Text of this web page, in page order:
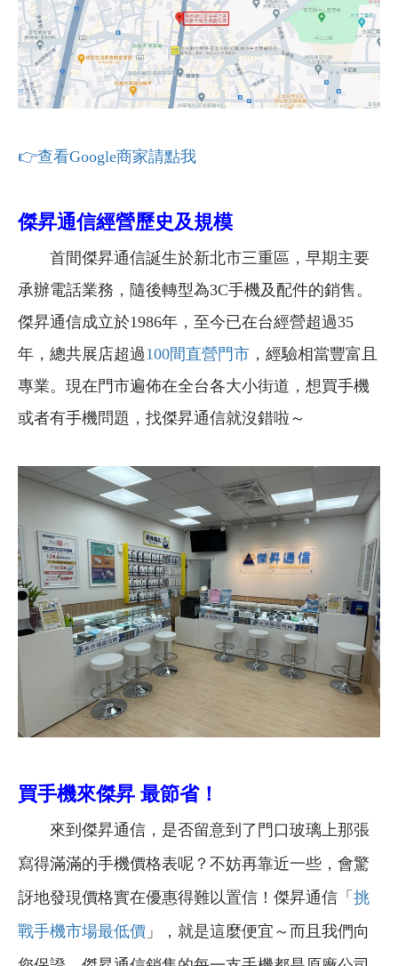
👉查看Google商家請點我
傑昇通信經營歷史及規模
首間傑昇通信誕生於新北市三重區，早期主要
承辦電話業務，隨後轉型為3C手機及配件的銷售。
傑昇通信成立於1986年，至今已在台經營超過35
年，總共展店超過100間直營門市 ，經驗相當豐富且
專業。現在門市遍佈在全台各大小街道，想買手機
或者有手機問題，找傑昇通信就沒錯啦～
買手機來傑昇 最節省！
來到傑昇通信，是否留意到了門口玻璃上那張
寫得滿滿的手機價格表呢？不妨再靠近一些，會驚
訝地發現價格實在優惠得難以置信！傑昇通信「 挑
戰手機市場最低價 」，就是這麼便宜～而且我們向